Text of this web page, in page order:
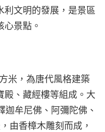
利文明的發展，是景區
景點。
米，為唐代風格建築
殿、藏經樓等組成。大
牟尼佛、阿彌陀佛、
由香樟木雕刻而成，